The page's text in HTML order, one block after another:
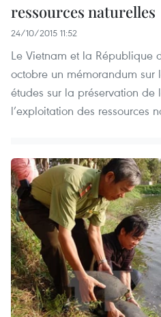
ressources naturelles
24/10/2015 11:52
Le Vietnam et la République
octobre un mémorandum sur
études sur la préservation de
l’exploitation des ressources